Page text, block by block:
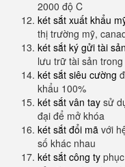
2000 độ C
két sắt xuất khẩu
thị trường mỹ,
két sắt ký gửi tài sản
lưu trữ tài sản
két sắt siêu cường
khẩu 100%
két sắt vân tay sử
đại để mở khóa
két sắt đổi mã với
số khác nhau
két sắt công ty